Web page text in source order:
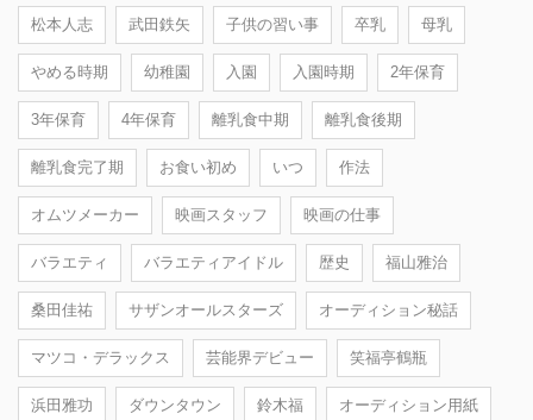
松本人志 武田鉄矢 子供の習い事 卒乳 母乳
やめる時期 幼稚園 入園 入園時期 2年保育
3年保育 4年保育 離乳食中期 離乳食後期
離乳食完了期 お食い初め いつ 作法
オムツメーカー 映画スタッフ 映画の仕事
バラエティ バラエティアイドル 歴史 福山雅治
桑田佳祐 サザンオールスターズ オーディション秘話
マツコ・デラックス 芸能界デビュー 笑福亭鶴瓶
浜田雅功 ダウンタウン 鈴木福 オーディション用紙